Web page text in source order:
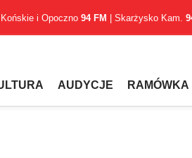
i Opoczno 94 FM | Skarżysko Kam.
AUDYCJE RAMÓWKA